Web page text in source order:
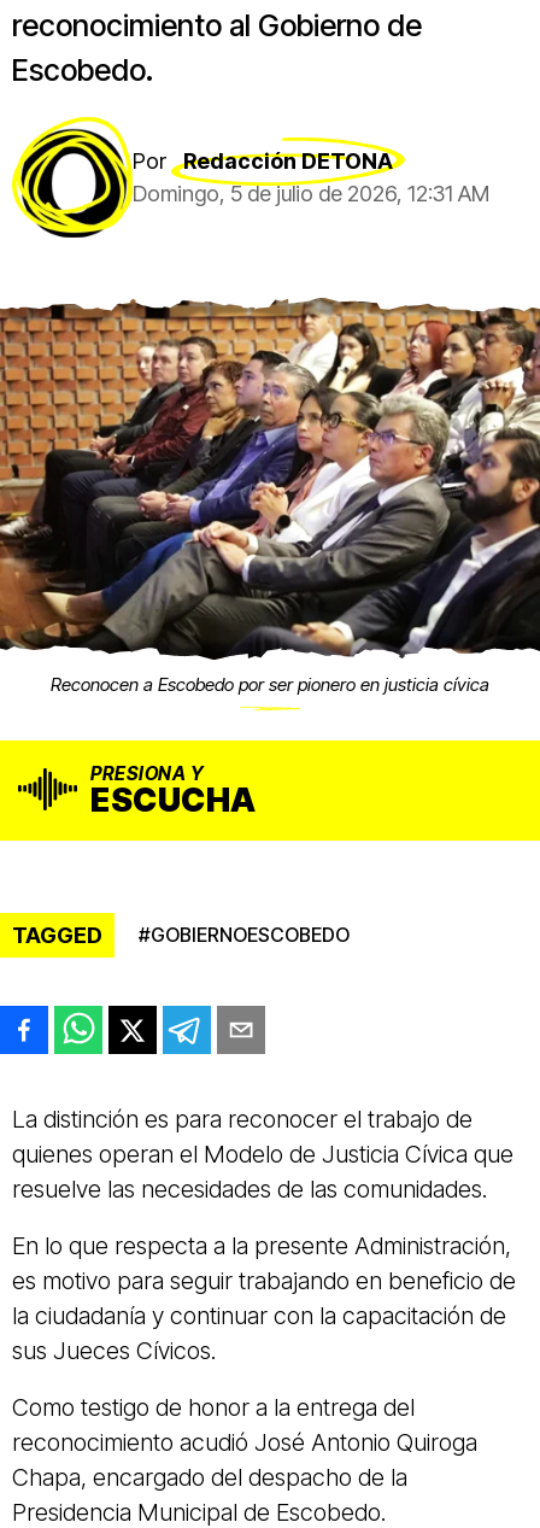
reconocimiento al Gobierno de
Escobedo.
Por
Redacción DETONA
Domingo, 5 de julio de 2026, 12:31 AM
Reconocen a Escobedo por ser pionero en justicia cívica
PRESIONA Y
ESCUCHA
TAGGED #GOBIERNOESCOBEDO
La distinción es para reconocer el trabajo de
quienes operan el Modelo de Justicia Cívica que
resuelve las necesidades de las comunidades.
En lo que respecta a la presente Administración,
es motivo para seguir trabajando en beneficio de
la ciudadanía y continuar con la capacitación de
sus Jueces Cívicos.
Como testigo de honor a la entrega del
reconocimiento acudió José Antonio Quiroga
Chapa, encargado del despacho de la
Presidencia Municipal de Escobedo.